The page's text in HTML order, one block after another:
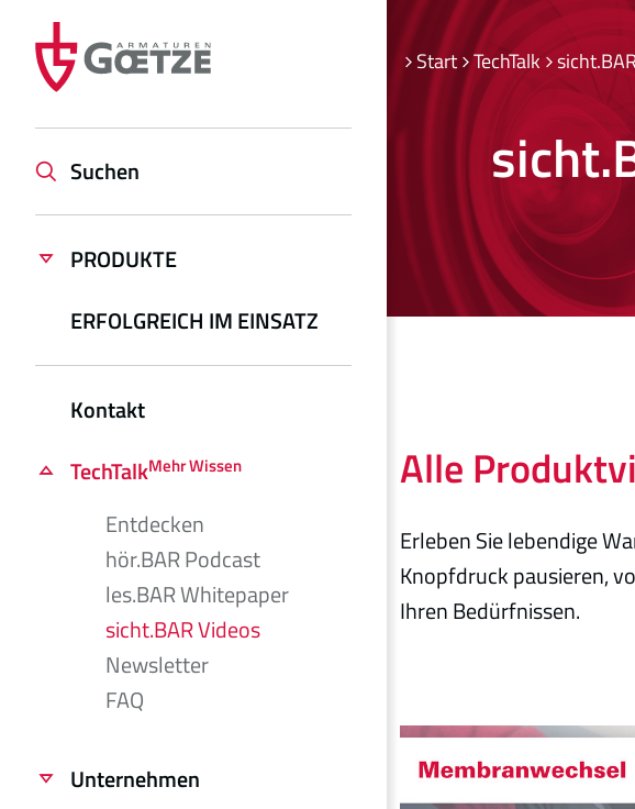
PRODUKTE
ERFOLGREICH IM EINSATZ
Kontakt
TechTalkMehr Wissen
Entdecken
hör.BAR Podcast
les.BAR Whitepaper
sicht.BAR Videos
Newsletter
FAQ
Unternehmen
Suchen
Start TechTalk
Alle
Erleben Sie lebendige
Knopfdruck pausieren,
Ihren Bedürfnissen.